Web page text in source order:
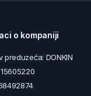
o kompaniji
preduzeća: DONKIN